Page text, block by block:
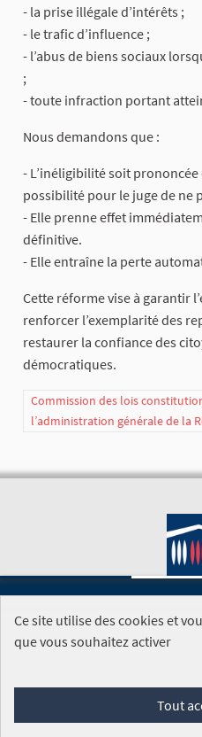
- la prise illégale d’intérêts ;
- le trafic d’influence ;
- l’abus de biens sociaux
;
- toute infraction portant
Nous demandons que :
- L’inéligibilité soit
possibilité pour le juge de ne
- Elle prenne effet
définitive.
- Elle entraîne la perte
Cette réforme vise à garantir
renforcer l’exemplarité des
restaurer la confiance des
démocratiques.
Commission des lois
l’administration générale de la
SITE DE
Foire aux
Conditions générales
Ce site utilise des cookies et
que vous souhaitez activer
Tout